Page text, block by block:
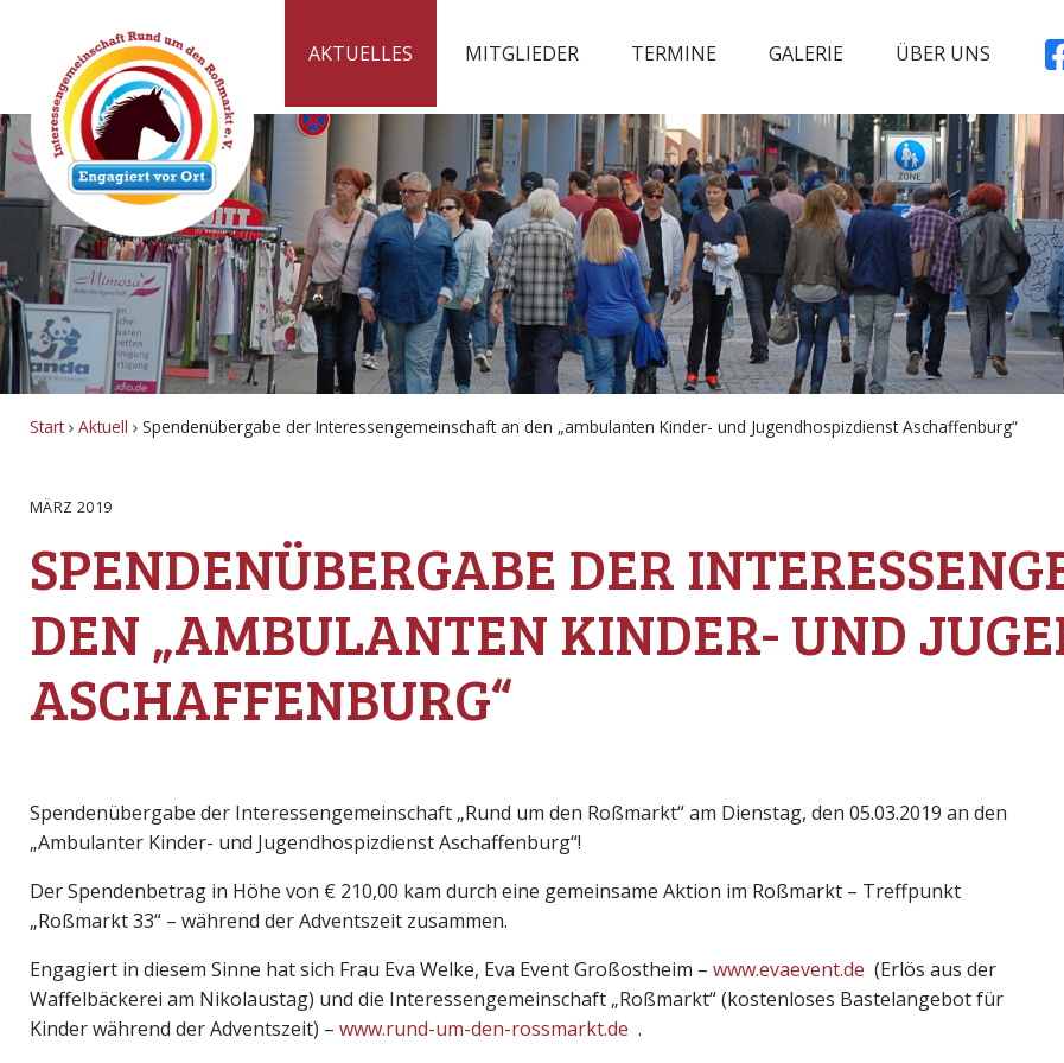
AKTUELLES MITGLIEDER TERMINE GALERIE ÜBER UNS
Start Aktuell Spendenübergabe der Interessengemeinschaft an den „ambulanten Kinder- und Jugendhospizdienst Aschaffenburg“
MÄRZ 2019
SPENDENÜBERGABE DER
DEN „AMBULANTEN KINDER- UND
ASCHAFFENBURG“
Spendenübergabe der Interessengemeinschaft „Rund um den Roßmarkt“ am Dienstag, den 05.03.2019 an den
„Ambulanter Kinder- und Jugendhospizdienst Aschaffenburg“!
Der Spendenbetrag in Höhe von € 210,00 kam durch eine gemeinsame Aktion im Roßmarkt – Treffpunkt
„Roßmarkt 33“ – während der Adventszeit zusammen.
Engagiert in diesem Sinne hat sich Frau Eva Welke, Eva Event Großostheim –www.evaevent.de (Erlös aus der
Waffelbäckerei am Nikolaustag) und die Interessengemeinschaft „Roßmarkt“ (kostenloses Bastelangebot für
Kinder während der Adventszeit) –www.rund-um-den-rossmarkt.de .